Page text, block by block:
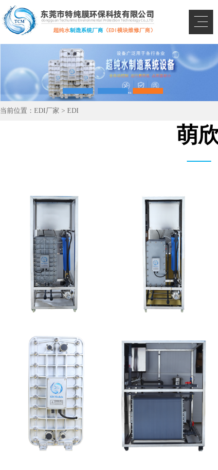
当前位置： EDI厂家 > EDI
萌
MK-TC50 EDI设备 MK-TC100 EDI设备